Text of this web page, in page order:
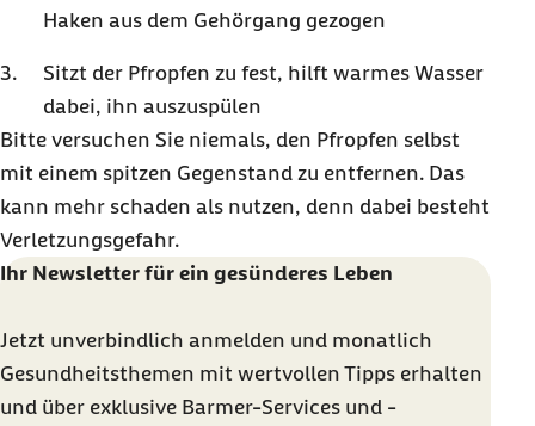
Haken aus dem Gehörgang gezogen
Sitzt der Pfropfen zu fest, hilft warmes Wasser
dabei, ihn auszuspülen
Bitte versuchen Sie niemals, den Pfropfen selbst
mit einem spitzen Gegenstand zu entfernen. Das
kann mehr schaden als nutzen, denn dabei besteht
Verletzungsgefahr.
Ihr Newsletter für ein gesünderes Leben
Jetzt unverbindlich anmelden und monatlich
Gesundheitsthemen mit wertvollen Tipps erhalten
und über exklusive Barmer-Services und -